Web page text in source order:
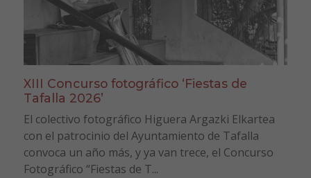
XIII Concurso fotográfico ‘Fiestas de
Tafalla 2026’
El colectivo fotográfico Higuera Argazki Elkartea
con el patrocinio del Ayuntamiento de Tafalla
convoca un año más, y ya van trece, el Concurso
Fotográfico “Fiestas de T...